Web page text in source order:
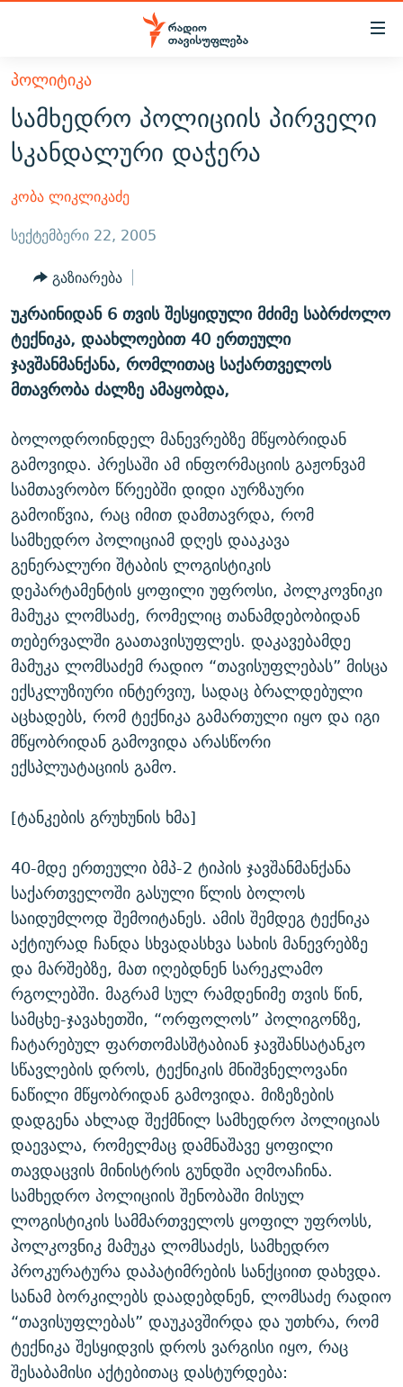
Accessibility
მთავარ
შინაარსზე
დაბრუნება
მთავარ
დაბრუნება
ძიებაზე
ᲐᲮᲐᲚᲘ ᲐᲛᲑᲔᲑᲘ
ᲗᲔᲛᲔᲑᲘ
ᲞᲝᲚᲘᲢᲘᲙᲐ
ᲔᲙᲝᲜᲝᲛᲘᲙᲐ
ᲡᲐᲖᲝᲒᲐᲓᲝᲔᲑᲐ
ᲡᲞᲝᲠᲢᲘ
ᲕᲘᲓᲔᲝ
ᲑᲚᲝᲒᲔᲑᲘ
ᲞᲝᲓᲙᲐᲡᲢᲔᲑᲘ
ᲜᲘᲙᲝᲡ ᲞᲝᲓᲙᲐᲡᲢᲘ
60 ᲓᲔᲪᲘᲑᲔᲚᲘ
ᲒᲐᲜᲙᲘᲗᲮᲕᲘᲡ ᲓᲦᲔ
ᲓᲘᲚᲘᲡ ᲡᲐᲣᲑᲠᲔᲑᲘ
ᲨᲘᲜ - ᲣᲪᲮᲝᲔᲗᲨᲘ
ᲚᲘᲢᲔᲠᲐᲢᲣᲠᲣᲚᲘ ᲬᲐᲮᲜᲐᲒᲔᲑᲘ
ᲐᲛᲔᲠᲘᲙᲣᲚᲘ ᲛᲝᲗᲮᲠᲝᲑᲐ
ᲘᲛᲞᲔᲠᲘᲐ ᲓᲐ ᲠᲐᲓᲘᲝ
ᲗᲐᲕᲘᲡᲣᲤᲚᲔᲑᲘᲡ ᲛᲝᲜᲘᲢᲝᲠᲘ
ᲤᲔᲜᲝᲕᲐᲜᲘ - 2.10
ᲗᲥᲕᲔᲜᲘ ᲞᲣᲑᲚᲘᲙᲐᲪᲘᲔᲑᲘ
ᲞᲠᲝᲔᲥᲢᲔᲑᲘ
ᲣᲙᲠᲐᲘᲜᲐᲨᲘ ᲓᲐᲦᲣᲞᲣᲚᲘ ᲥᲐᲠᲗᲕᲔᲚᲘ ᲛᲔᲑᲠᲫᲝᲚᲔᲑᲘ - 2022
ᲓᲐᲛᲝᲣᲙᲘᲓᲔᲑᲚᲝᲑᲘᲡ 100 ᲬᲔᲚᲘ
11 ᲬᲔᲚᲘ - 11 ᲐᲛᲑᲐᲕᲘ
ᲡᲐᲞᲐᲠᲚᲐᲛᲔᲜᲢᲝ ᲐᲠᲩᲔᲕᲜᲔᲑᲘᲡ ᲘᲡᲢᲝᲠᲘᲐ
ᲑᲐᲕᲨᲕᲔᲑᲘ ᲞᲠᲝᲡᲢᲘᲢᲣᲪᲘᲐᲨᲘ - ᲐᲛᲝᲣᲗᲥᲛᲔᲚᲘ ᲐᲛᲑᲐᲕᲘ
5 ᲐᲛᲑᲐᲕᲘ - 20 ᲘᲕᲜᲘᲡᲡ ᲓᲐᲨᲐᲕᲔᲑᲣᲚᲔᲑᲘ
ᲐᲒᲕᲘᲡᲢᲝᲡ ᲝᲛᲘ
ПРИВЕТ ᲙᲣᲚᲢᲣᲠᲐ
ЭХО КАВКАЗА
რთე/რთ-ის ყველა საიტი
ᲞᲝᲚᲘᲢᲘᲙᲐ
სამხედრო პოლიციის პირველი
სკანდალური დაჭერა
კობა ლიკლიკაძე
სექტემბერი 22, 2005
გაზიარება
უკრაინიდან 6 თვის შესყიდული მძიმე საბრძოლო
ტექნიკა, დაახლოებით 40 ერთეული
ჯავშანმანქანა, რომლითაც საქართველოს
მთავრობა ძალზე ამაყობდა,
ბოლოდროინდელ მანევრებზე მწყობრიდან
გამოვიდა. პრესაში ამ ინფორმაციის გაჟონვამ
სამთავრობო წრეებში დიდი აურზაური
გამოიწვია, რაც იმით დამთავრდა, რომ
სამხედრო პოლიციამ დღეს დააკავა
გენერალური შტაბის ლოგისტიკის
დეპარტამენტის ყოფილი უფროსი, პოლკოვნიკი
მამუკა ლომსაძე, რომელიც თანამდებობიდან
თებერვალში გაათავისუფლეს. დაკავებამდე
მამუკა ლომსაძემ რადიო “თავისუფლებას” მისცა
ექსკლუზიური ინტერვიუ, სადაც ბრალდებული
აცხადებს, რომ ტექნიკა გამართული იყო და იგი
მწყობრიდან გამოვიდა არასწორი
ექსპლუატაციის გამო.
[ტანკების გრუხუნის ხმა]
40-მდე ერთეული ბმპ-2 ტიპის ჯავშანმანქანა
საქართველოში გასული წლის ბოლოს
საიდუმლოდ შემოიტანეს. ამის შემდეგ ტექნიკა
აქტიურად ჩანდა სხვადასხვა სახის მანევრებზე
და მარშებზე, მათ იღებდნენ სარეკლამო
რგოლებში. მაგრამ სულ რამდენიმე თვის წინ,
სამცხე-ჯავახეთში, “ორფოლოს” პოლიგონზე,
ჩატარებულ ფართომასშტაბიან ჯავშანსატანკო
სწავლების დროს, ტექნიკის მნიშვნელოვანი
ნაწილი მწყობრიდან გამოვიდა. მიზეზების
დადგენა ახლად შექმნილ სამხედრო პოლიციას
დაევალა, რომელმაც დამნაშავე ყოფილი
თავდაცვის მინისტრის გუნდში აღმოაჩინა.
სამხედრო პოლიციის შენობაში მისულ
ლოგისტიკის სამმართველოს ყოფილ უფროსს,
პოლკოვნიკ მამუკა ლომსაძეს, სამხედრო
პროკურატურა დაპატიმრების სანქციით დახვდა.
სანამ ბორკილებს დაადებდნენ, ლომსაძე რადიო
“თავისუფლებას” დაუკავშირდა და უთხრა, რომ
ტექნიკა შესყიდვის დროს ვარგისი იყო, რაც
შესაბამისი აქტებითაც დასტურდება: